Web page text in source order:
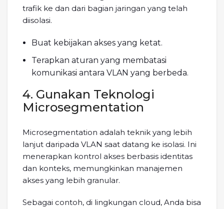
trafik ke dan dari bagian jaringan yang telah
diisolasi.
Buat kebijakan akses yang ketat.
Terapkan aturan yang membatasi
komunikasi antara VLAN yang berbeda.
4. Gunakan Teknologi
Microsegmentation
Microsegmentation adalah teknik yang lebih
lanjut daripada VLAN saat datang ke isolasi. Ini
menerapkan kontrol akses berbasis identitas
dan konteks, memungkinkan manajemen
akses yang lebih granular.
Sebagai contoh, di lingkungan cloud, Anda bisa